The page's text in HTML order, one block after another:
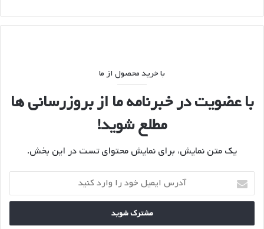
با خرید محصول از ما
با عضویت در خبرنامه ما از بروزرسانی ها
مطلع شوید!
یک متن نمایش، برای نمایش محتوای تست در این بخش.
آدرس
ایمیل
خود
را
کنید